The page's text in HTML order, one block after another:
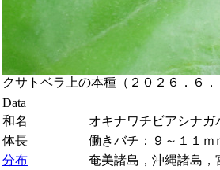
クサトベラ上の本種（２０２６．６．
Data
和名
オキナワチビアシナガ
体長
働きバチ：９～１１ｍ
分布
奄美諸島，沖縄諸島，